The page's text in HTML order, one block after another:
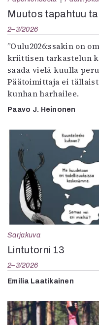
Muutos tapahtuu
2–3/2026
”Oulu2026:ssakin on
kriittisen tarkastelun
saada vielä kuulla
Päätoimittaja ei
kunhan harhailee.
Paavo J. Heinonen
Sarjakuva
Lintutorni 13
2–3/2026
Emilia Laatikainen